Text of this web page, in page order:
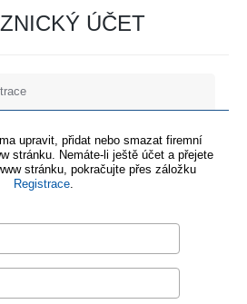
ÚČET
upravit, přidat nebo smazat firemní
stránku. Nemáte-li ještě účet a přejete
stránku, pokračujte přes záložku
Registrace.